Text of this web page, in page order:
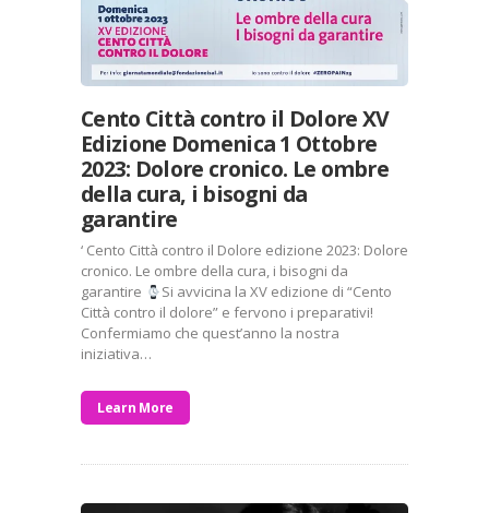
Cento Città contro il Dolore XV
Edizione Domenica 1 Ottobre
2023: Dolore cronico. Le ombre
della cura, i bisogni da
garantire
‘ Cento Città contro il Dolore edizione 2023: Dolore
cronico. Le ombre della cura, i bisogni da
garantire
Si avvicina la XV edizione di “Cento
Città contro il dolore” e fervono i preparativi!
Confermiamo che quest’anno la nostra
iniziativa…
Learn More